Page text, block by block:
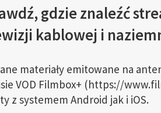
gdzie znaleźć
kablowej i
materiały emitowane na
VOD Filmbox+ (https://
z systemem Android jak i iOS.